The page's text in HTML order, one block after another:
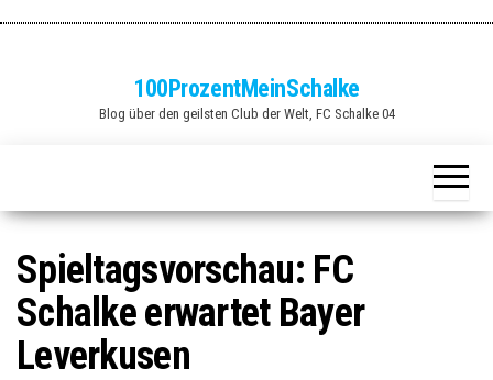
100ProzentMeinSchalke
Blog über den geilsten Club der Welt, FC Schalke 04
Spieltagsvorschau: FC
Schalke erwartet Bayer
Leverkusen